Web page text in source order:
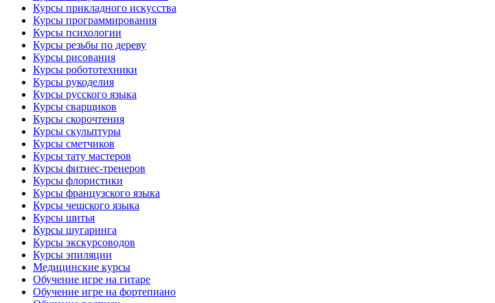
Курсы прикладного искусства
Курсы программирования
Курсы психологии
Курсы резьбы по дереву
Курсы рисования
Курсы робототехники
Курсы рукоделия
Курсы русского языка
Курсы сварщиков
Курсы скорочтения
Курсы скульптуры
Курсы сметчиков
Курсы тату мастеров
Курсы фитнес-тренеров
Курсы флористики
Курсы французского языка
Курсы чешского языка
Курсы шитья
Курсы шугаринга
Курсы экскурсоводов
Курсы эпиляции
Медицинские курсы
Обучение игре на гитаре
Обучение игре на фортепиано